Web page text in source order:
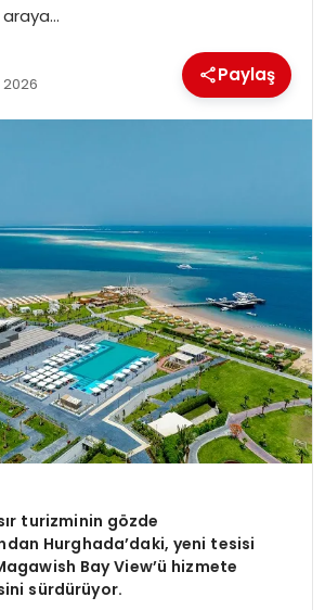
Paylaş
turizminin gözde
Hurghada’daki, yeni tesisi
Bay View’ü hizmete
sürdürüyor.